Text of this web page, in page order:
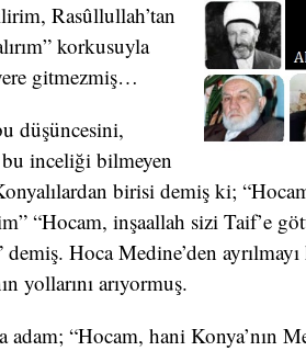
Rasûllullah’tan
korkusuyla
gitmezmiş…
düşüncesini,
inceliği bilmeyen
birisi demiş ki;
“Hocam, inşaallah sizi Taif’e
demiş. Hoca Medine’den
yollarını arıyormuş.
adam; “Hocam, hani Konya’nın